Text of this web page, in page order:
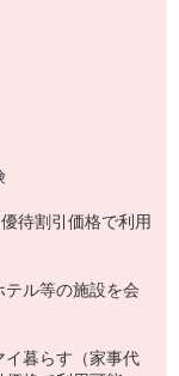
待割引価格で利用
ル等の施設を会
暮らす（家事代